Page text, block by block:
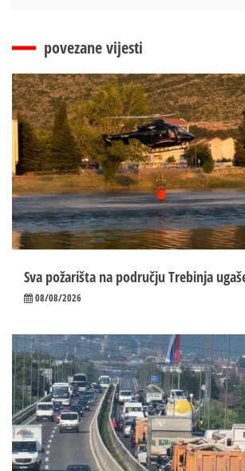
povezane vijesti
Sva požarišta na području Trebinja
08/08/2026